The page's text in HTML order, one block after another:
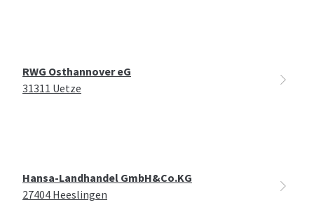
RWG Osthannover eG
31311 Uetze
Hansa-Landhandel GmbH&Co.KG
27404 Heeslingen